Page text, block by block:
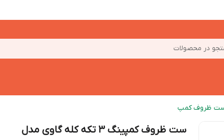
در محصولات
ظروف کمپ
ست ظروف کمپینگ ۳ تکه کله گاوی مدل